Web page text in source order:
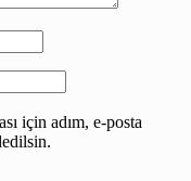
için adım, e-posta